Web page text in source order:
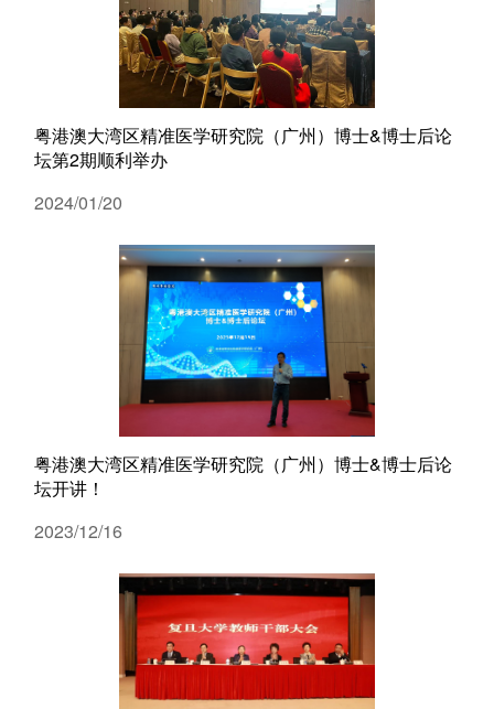
类器官
粤港澳大湾区精准医学研究院（广州）博士&博士后论
坛第2期顺利举办
2024/01/20
粤港澳大湾区精准医学研究院（广州）博士&博士后论
坛开讲！
2023/12/16